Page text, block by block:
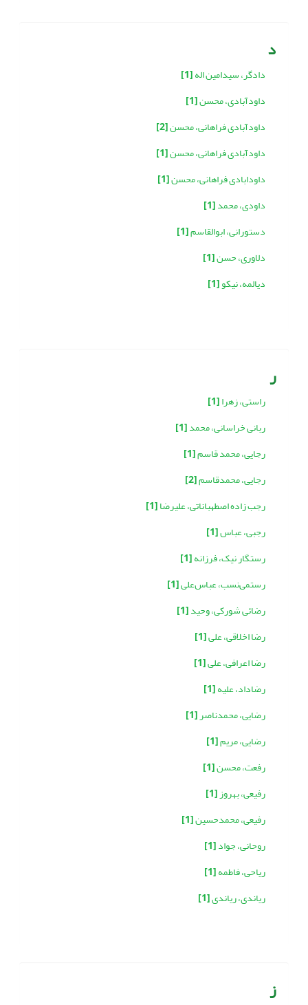
د
دادگر، سیدامین اله[1]
داودآبادی، محسن[1]
داودآبادی فراهانی، محسن[2]
داودآبادی فراهانی، محسن[1]
داودابادی فراهانی، محسن[1]
داودی، محمد[1]
دستورانی، ابوالقاسم[1]
دلاوری، حسن[1]
دیالمه، نیکو[1]
ر
راستی، زهرا[1]
ربانی خراسانی، محمد[1]
رجایی، محمد قاسم[1]
رجایی، محمدقاسم[2]
رجب زاده اصطهباناتی، علیرضا[1]
رجبی، عباس[1]
رستگار نیک، فرزانه[1]
رستمی‌نسب، عباس‌علی[1]
رضائی شورکی، وحید[1]
رضا اخلاقی، علی[1]
رضا اعرافی، علی[1]
رضاداد، علیه[1]
رضایی، محمدناصر[1]
رضایی، مریم[1]
رفعت، محسن[1]
رفیعی، بهروز[1]
رفیعی، محمدحسین[1]
روحانی، جواد[1]
ریاحی، فاطمه[1]
ریاندی، ریاندی[1]
ز